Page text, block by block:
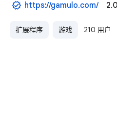
https://gamulo.com/ 2.0
扩展程序 游戏 210 用户